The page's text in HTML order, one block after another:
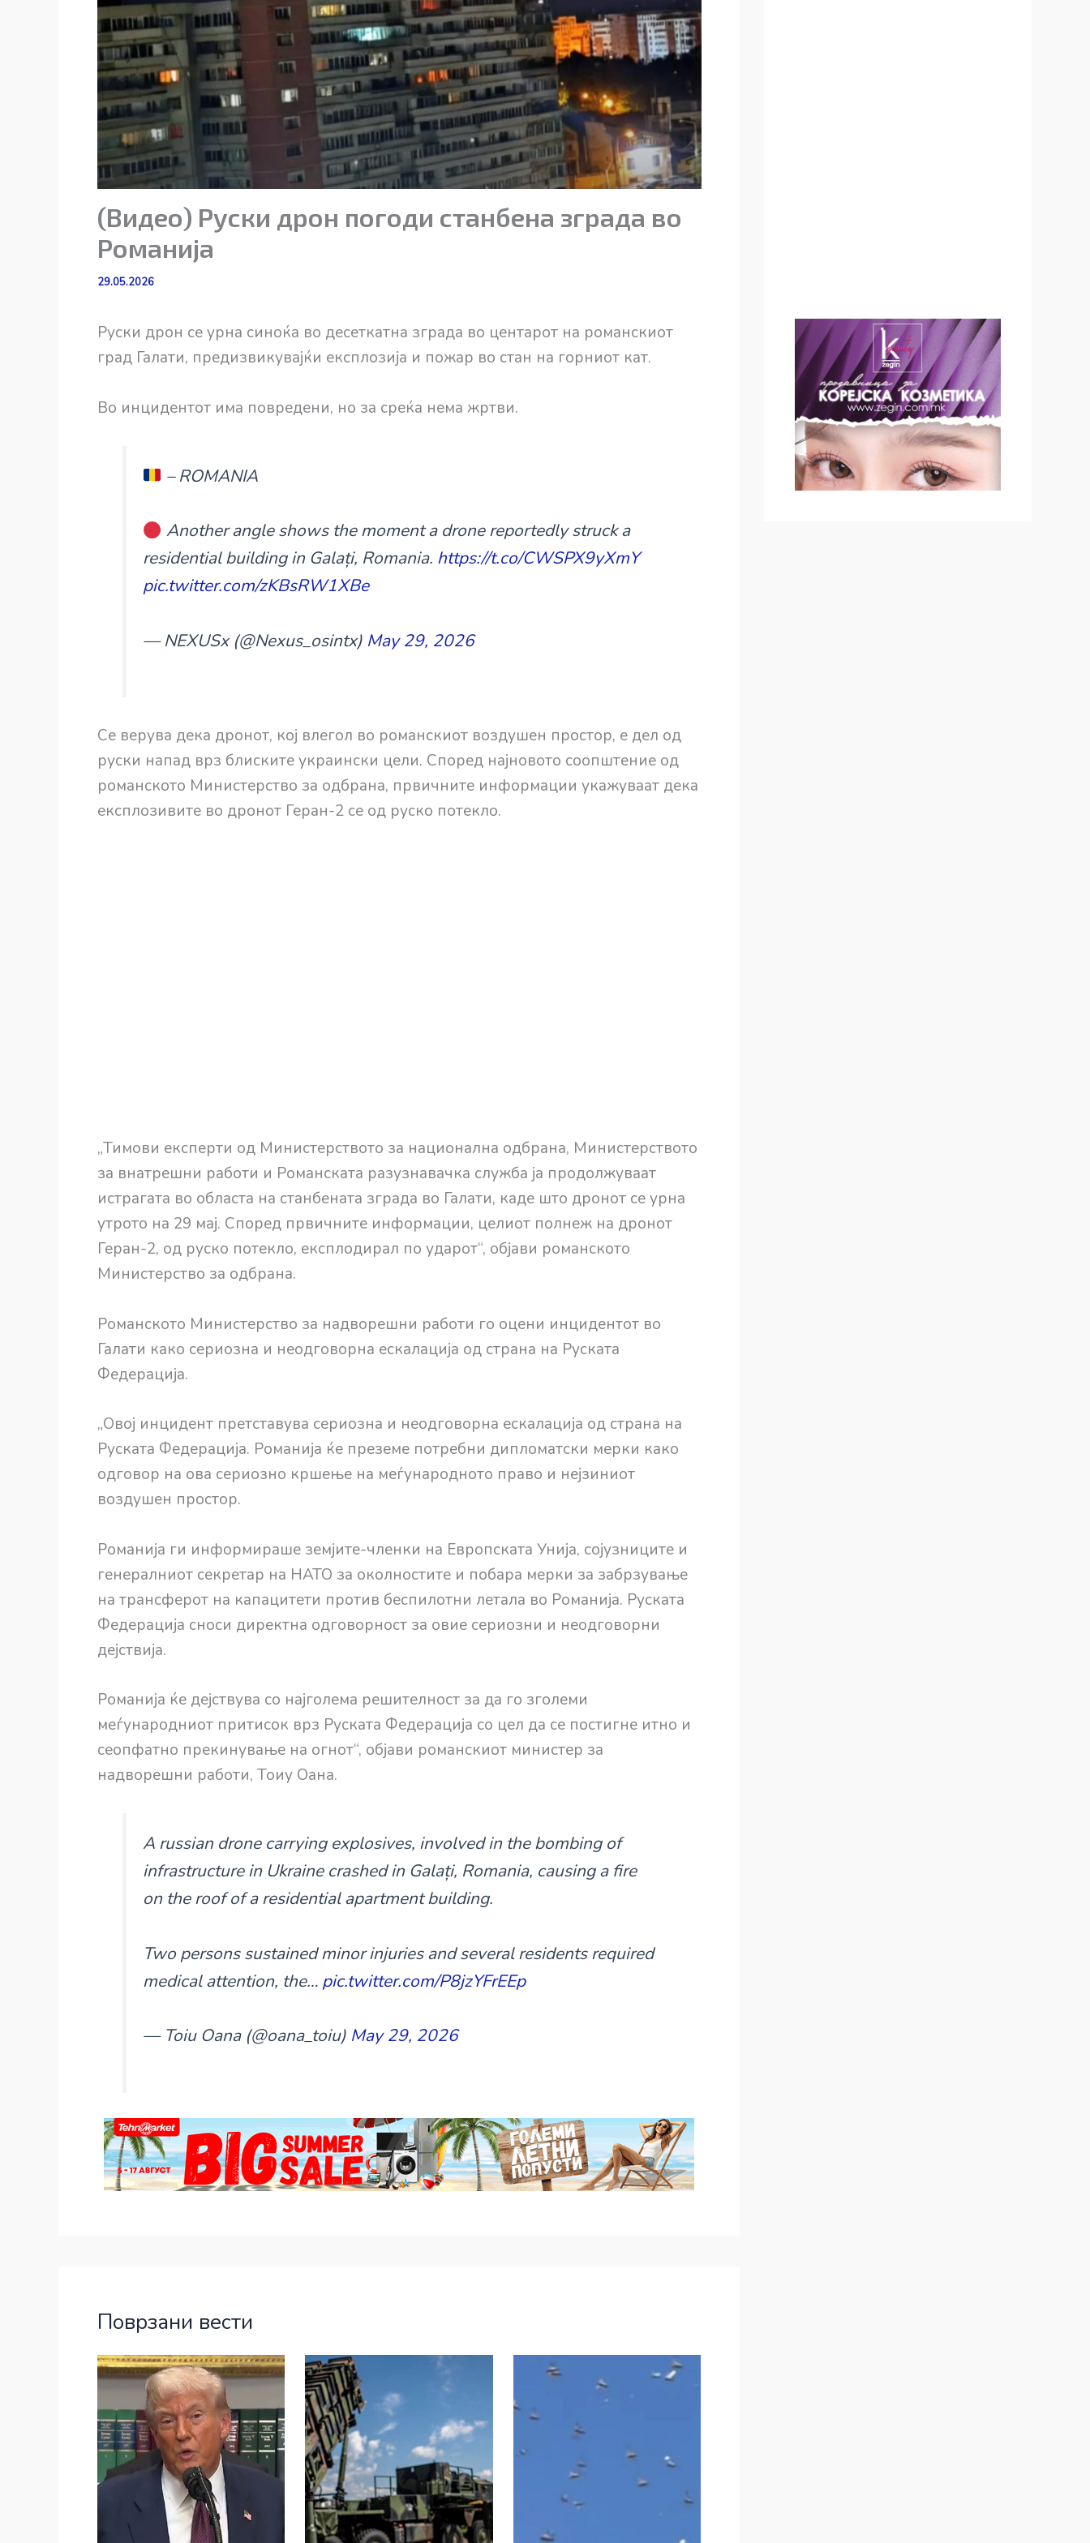
(Видео) Руски дрон погоди станбена зграда во
Романија
29.05.2026
Руски дрон се урна синоќа во десеткатна зграда во центарот на романскиот
град Галати, предизвикувајќи експлозија и пожар во стан на горниот кат.
Во инцидентот има повредени, но за среќа нема жртви.
– ROMANIA
Another angle shows the moment a drone reportedly struck a
residential building in Galați, Romania. https://t.co/CWSPX9yXmY
pic.twitter.com/zKBsRW1XBe
— NEXUSx (@Nexus_osintx) May 29, 2026
Се верува дека дронот, кој влегол во романскиот воздушен простор, е дел од
руски напад врз блиските украински цели. Според најновото соопштение од
романското Министерство за одбрана, првичните информации укажуваат дека
експлозивите во дронот Геран-2 се од руско потекло.
„Тимови експерти од Министерството за национална одбрана, Министерството
за внатрешни работи и Романската разузнавачка служба ја продолжуваат
истрагата во областа на станбената зграда во Галати, каде што дронот се урна
утрото на 29 мај. Според првичните информации, целиот полнеж на дронот
Геран-2, од руско потекло, експлодирал по ударот“, објави романското
Министерство за одбрана.
Романското Министерство за надворешни работи го оцени инцидентот во
Галати како сериозна и неодговорна ескалација од страна на Руската
Федерација.
„Овој инцидент претставува сериозна и неодговорна ескалација од страна на
Руската Федерација. Романија ќе преземе потребни дипломатски мерки како
одговор на ова сериозно кршење на меѓународното право и нејзиниот
воздушен простор.
Романија ги информираше земјите-членки на Европската Унија, сојузниците и
генералниот секретар на НАТО за околностите и побара мерки за забрзување
на трансферот на капацитети против беспилотни летала во Романија. Руската
Федерација сноси директна одговорност за овие сериозни и неодговорни
дејствија.
Романија ќе дејствува со најголема решителност за да го зголеми
меѓународниот притисок врз Руската Федерација со цел да се постигне итно и
сеопфатно прекинување на огнот“, објави романскиот министер за
надворешни работи, Тоиу Оана.
A russian drone carrying explosives, involved in the bombing of
infrastructure in Ukraine crashed in Galați, Romania, causing a fire
on the roof of a residential apartment building.
Two persons sustained minor injuries and several residents required
medical attention, the… pic.twitter.com/P8jzYFrEEp
— Toiu Oana (@oana_toiu) May 29, 2026
Поврзани вести